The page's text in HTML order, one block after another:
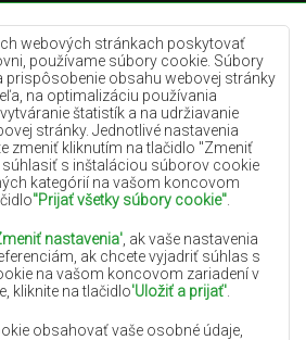
webových stránkach poskytovať
používame súbory cookie. Súbory
prispôsobenie obsahu webovej stránky
na optimalizáciu používania
štatistík a na udržiavanie
stránky. Jednotlivé nastavenia
zmeniť kliknutím na tlačidlo "Zmeniť
súhlasiť s inštaláciou súborov cookie
kategórií na vašom koncovom
"Prijať všetky súbory cookie"
nastavenia' , ak vaše nastavenia
ak chcete vyjadriť súhlas s
na vašom koncovom zariadení v
kliknite na tlačidlo'Uložiť a prijať'
obsahovať vaše osobné údaje,
koberce
Lilac koberce
Žlté koberce
Mätové koberce
Modré koberce
koberce
Ružové koberce
Šedé koberce
koberce
Zelené koberce
Zlaté koberce